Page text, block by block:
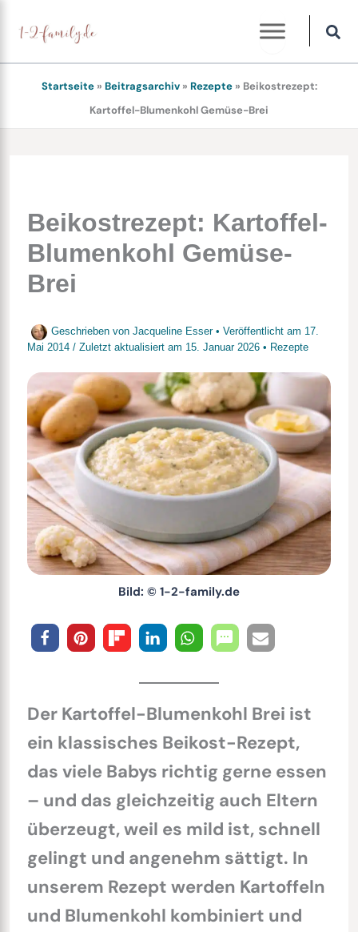
Inhalt
springen
Startseite» Beitragsarchiv» Rezepte» Beikostrezept:
Kartoffel-Blumenkohl Gemüse-Brei
Beikostrezept: Kartoffel-
Blumenkohl Gemüse-
Brei
Geschrieben von Jacqueline Esser • Veröffentlicht am 17.
Mai 2014 / Zuletzt aktualisiert am 15. Januar 2026• Rezepte
Bild: © 1-2-family.de
Der Kartoffel-Blumenkohl Brei ist
ein klassisches Beikost-Rezept,
das viele Babys richtig gerne essen
– und das gleichzeitig auch Eltern
überzeugt, weil es mild ist, schnell
gelingt und angenehm sättigt. In
unserem Rezept werden Kartoffeln
und Blumenkohl kombiniert und